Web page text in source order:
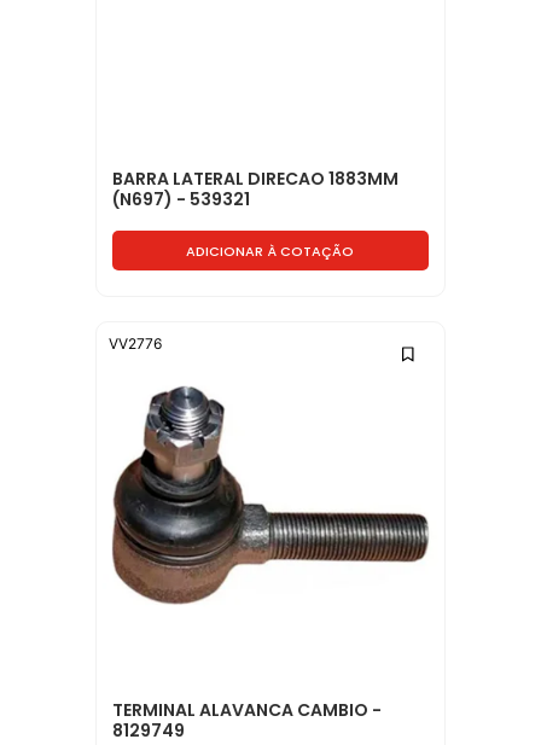
BARRA LATERAL DIRECAO 1883MM
(N697) - 539321
ADICIONAR À COTAÇÃO
TERMINAL ALAVANCA CAMBIO -
8129749
VV2776